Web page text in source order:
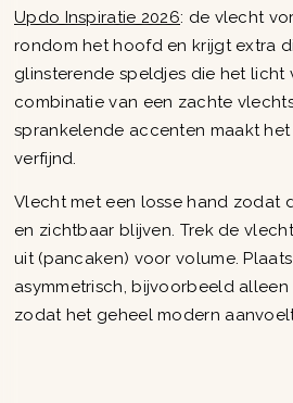
Updo Inspiratie 2026: de vlecht
rondom het hoofd en krijgt extra
glinsterende speldjes die het licht
combinatie van een zachte
sprankelende accenten maakt
verfijnd.
Vlecht met een losse hand zodat
en zichtbaar blijven. Trek de
uit (pancaken) voor volume.
asymmetrisch, bijvoorbeeld alleen
zodat het geheel modern